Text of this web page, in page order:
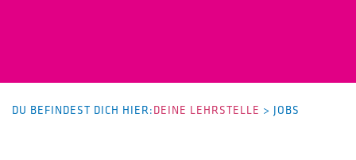
DU BEFINDEST DICH HIER:DEINE LEHRSTELLE > JOBS